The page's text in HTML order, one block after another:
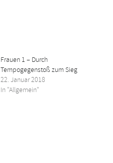
Frauen 1 – Durch
Tempogegenstoß zum Sieg
22. Januar 2018
In "Allgemein"